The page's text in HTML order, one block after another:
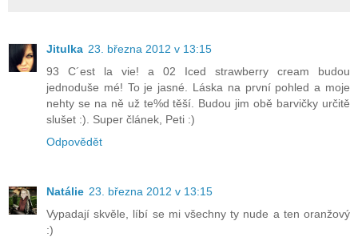
Jitulka 23. března 2012 v 13:15
93 C´est la vie! a 02 Iced strawberry cream budou
jednoduše mé! To je jasné. Láska na první pohled a moje
nehty se na ně už te%d těší. Budou jim obě barvičky určitě
slušet :). Super článek, Peti :)
Odpovědět
Natálie 23. března 2012 v 13:15
Vypadají skvěle, líbí se mi všechny ty nude a ten oranžový
:)